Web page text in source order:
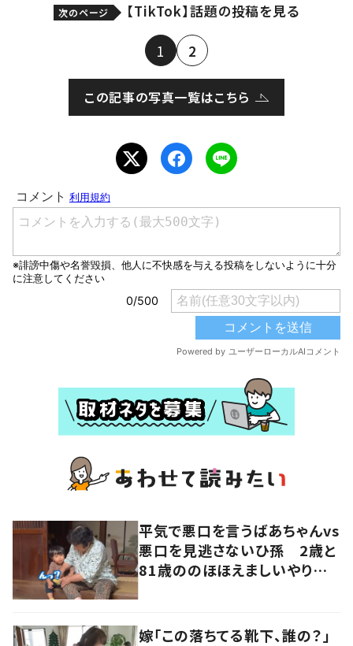
次のページ 【TikTok】話題の投稿を見る
1 2
この記事の写真一覧はこちら
平気で悪口を言うばあちゃんvs
悪口を見逃さないひ孫 2歳と
81歳ののほほえましいやり取り
嫁「この落ちてる靴下、誰の？」